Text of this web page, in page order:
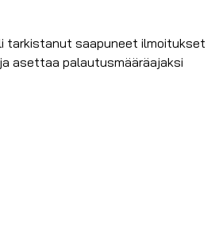
tarkistanut saapuneet ilmoitukset
asettaa palautusmääräajaksi